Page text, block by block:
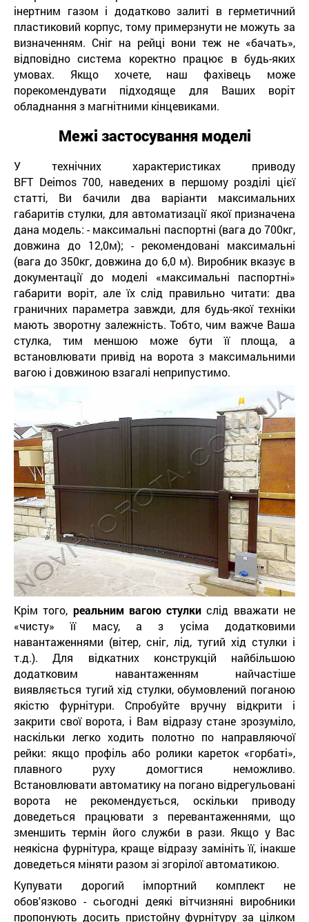
інертним газом і додатково залиті в герметичний
пластиковий корпус, тому примерзнути не можуть за
визначенням. Сніг на рейці вони теж не «бачать»,
відповідно система коректно працює в будь-яких
умовах. Якщо хочете, наш фахівець може
порекомендувати підходяще для Ваших воріт
обладнання з магнітними кінцевиками.
Межі застосування моделі
У технічних характеристиках приводу
BFT Deimos 700, наведених в першому розділі цієї
статті, Ви бачили два варіанти максимальних
габаритів стулки, для автоматизації якої призначена
дана модель: - максимальні паспортні (вага до 700кг,
довжина до 12,0м); - рекомендовані максимальні
(вага до 350кг, довжина до 6,0 м). Виробник вказує в
документації до моделі «максимальні паспортні»
габарити воріт, але їх слід правильно читати: два
граничних параметра завжди, для будь-якої техніки
мають зворотну залежність. Тобто, чим важче Ваша
стулка, тим меншою може бути її площа, а
встановлювати привід на ворота з максимальними
вагою і довжиною взагалі неприпустимо.
Крім того, реальним вагою стулки слід вважати не
«чисту» її масу, а з усіма додатковими
навантаженнями (вітер, сніг, лід, тугий хід стулки і
т.д.). Для відкатних конструкцій найбільшою
додатковим навантаженням найчастіше
виявляється тугий хід стулки, обумовлений поганою
якістю фурнітури. Спробуйте вручну відкрити і
закрити свої ворота, і Вам відразу стане зрозуміло,
наскільки легко ходить полотно по направляючої
рейки: якщо профіль або ролики кареток «горбаті»,
плавного руху домогтися неможливо.
Встановлювати автоматику на погано відрегульовані
ворота не рекомендується, оскільки приводу
доведеться працювати з перевантаженнями, що
зменшить термін його служби в рази. Якщо у Вас
неякісна фурнітура, краще відразу замініть її, інакше
доведеться міняти разом зі згорілої автоматикою.
Купувати дорогий імпортний комплект не
обов'язково - сьогодні деякі вітчизняні виробники
пропонують досить пристойну фурнітуру за цілком